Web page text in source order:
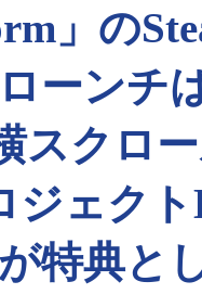
」の
ーンチ
スクロ
ジェク
特典と